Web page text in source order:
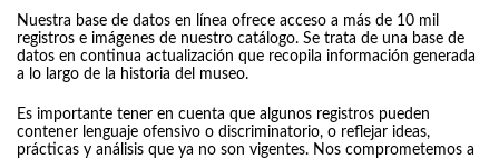
Nuestra base de datos en línea ofrece acceso a más de 10 mil
registros e imágenes de nuestro catálogo. Se trata de una base de
datos en continua actualización que recopila información generada
a lo largo de la historia del museo.
Es importante tener en cuenta que algunos registros pueden
contener lenguaje ofensivo o discriminatorio, o reflejar ideas,
prácticas y análisis que ya no son vigentes. Nos comprometemos a